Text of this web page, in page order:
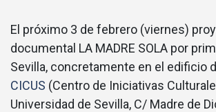
El próximo 3 de febrero (viernes)
documental LA MADRE SOLA por
Sevilla, concretamente en el edificio
CICUS (Centro de Iniciativas
Universidad de Sevilla, C/ Madre de